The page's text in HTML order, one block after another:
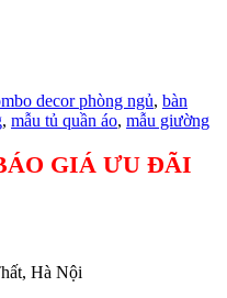
decor phòng ngủ, bàn
, mẫu tủ quần áo, mẫu giường
GIÁ ƯU ĐÃI
Hà Nội